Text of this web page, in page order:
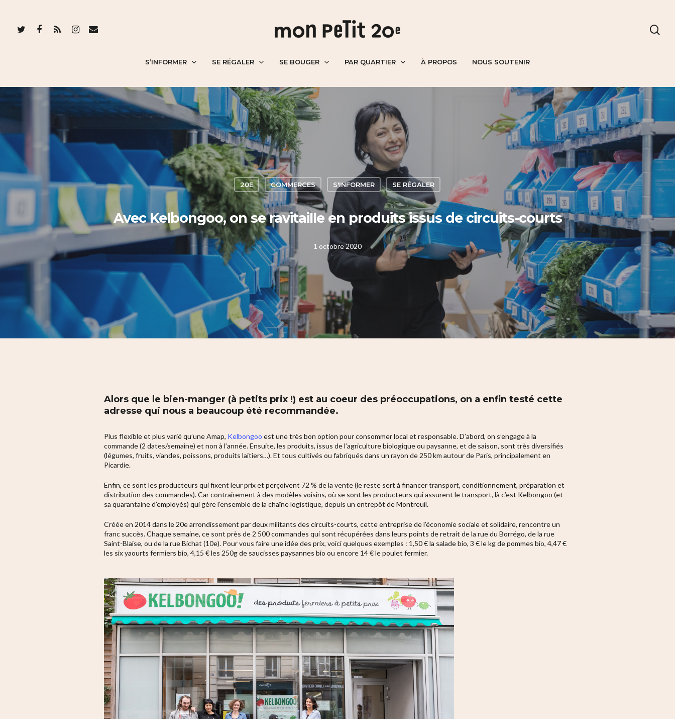
Hit enter to search or ESC to close
S’INFORMER SE RÉGALER SE BOUGER PAR QUARTIER À PROPOS NOUS SOUTENIR
20E COMMERCES S'INFORMER SE RÉGALER
Avec Kelbongoo, on se ravitaille en produits issus de circuits-courts
1 octobre 2020
Alors que le bien-manger (à petits prix !) est au coeur des préoccupations, on a enfin testé cette
adresse qui nous a beaucoup été recommandée.
Plus flexible et plus varié qu’une Amap, Kelbongoo est une très bon option pour consommer local et responsable. D’abord, on s’engage à la
commande (2 dates/semaine) et non à l’année. Ensuite, les produits, issus de l’agriculture biologique ou paysanne, et de saison, sont très diversifiés
(légumes, fruits, viandes, poissons, produits laitiers…). Et tous cultivés ou fabriqués dans un rayon de 250 km autour de Paris, principalement en
Picardie.
Enfin, ce sont les producteurs qui fixent leur prix et perçoivent 72 % de la vente (le reste sert à financer transport, conditionnement, préparation et
distribution des commandes). Car contrairement à des modèles voisins, où se sont les producteurs qui assurent le transport, là c’est Kelbongoo (et
sa quarantaine d’employés) qui gère l’ensemble de la chaîne logistique, depuis un entrepôt de Montreuil.
Créée en 2014 dans le 20e arrondissement par deux militants des circuits-courts, cette entreprise de l’économie sociale et solidaire, rencontre un
franc succès. Chaque semaine, ce sont près de 2 500 commandes qui sont récupérées dans leurs points de retrait de la rue du Borrégo, de la rue
Saint-Blaise, ou de la rue Bichat (10e). Pour vous faire une idée des prix, voici quelques exemples : 1,50 € la salade bio, 3 € le kg de pommes bio, 4,47 €
les six yaourts fermiers bio, 4,15 € les 250g de saucisses paysannes bio ou encore 14 € le poulet fermier.